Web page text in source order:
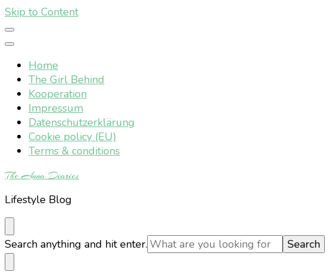
Skip to Content
Home
The Girl Behind
Kooperation
Impressum
Datenschutzerklärung
Cookie policy (EU)
Terms & conditions
The Anna Diaries
Lifestyle Blog
Looking
for
Something?
Search anything and hit enter.